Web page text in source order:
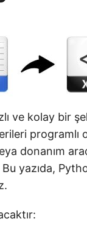
ve kolay bir
programlı
donanım
yazıda,